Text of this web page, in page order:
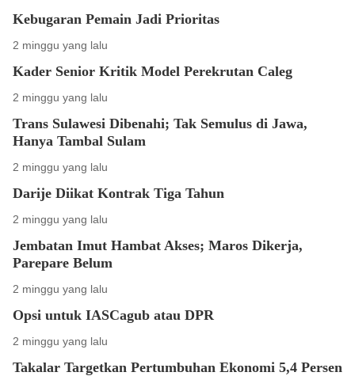
Kebugaran Pemain Jadi Prioritas
2 minggu yang lalu
Kader Senior Kritik Model Perekrutan Caleg
2 minggu yang lalu
Trans Sulawesi Dibenahi; Tak Semulus di Jawa,
Hanya Tambal Sulam
2 minggu yang lalu
Darije Diikat Kontrak Tiga Tahun
2 minggu yang lalu
Jembatan Imut Hambat Akses; Maros Dikerja,
Parepare Belum
2 minggu yang lalu
Opsi untuk IASCagub atau DPR
2 minggu yang lalu
Takalar Targetkan Pertumbuhan Ekonomi 5,4 Persen